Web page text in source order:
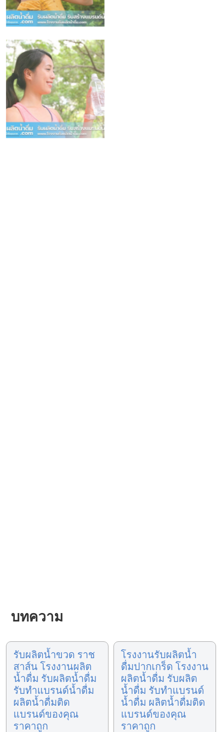
บทความ
รับผลิตน้ำขวด ราช
สาส์น โรงงานผลิต
น้ำดื่ม รับผลิตน้ำดื่ม
รับทำแบรนด์น้ำดื่ม
ผลิตน้ำดื่มติด
แบรนด์ของคุณ
ราคาถูก
โรงงานรับผลิตน้ำ
ดื่มปากเกร็ด โรงงาน
ผลิตน้ำดื่ม รับผลิต
น้ำดื่ม รับทำแบรนด์
น้ำดื่ม ผลิตน้ำดื่มติด
แบรนด์ของคุณ
ราคาถูก